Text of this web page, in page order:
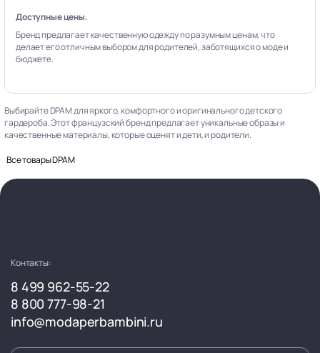
Доступные цены.
Бренд предлагает качественную одежду по разумным ценам, что
делает его отличным выбором для родителей, заботящихся о моде и
бюджете.
Выбирайте DPAM для яркого, комфортного и оригинального детского
гардероба. Этот французский бренд предлагает уникальные образы и
качественные материалы, которые оценят и дети, и родители.
Все товары DPAM
Контакты:
8 499 962-55-22
8 800 777-98-21
info@modaperbambini.ru